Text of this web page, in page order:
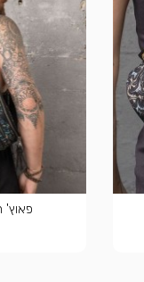
פאוץ' SOL Aztex Pouch